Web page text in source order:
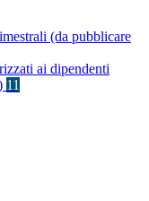
(da pubblicare
ai dipendenti
11